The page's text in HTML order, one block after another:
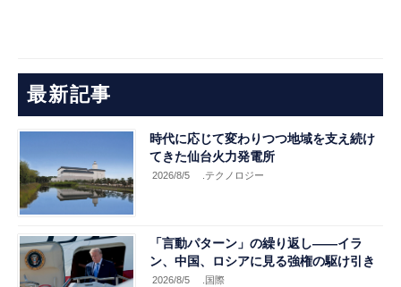
最新記事
時代に応じて変わりつつ地域を支え続け
てきた仙台火力発電所
2026/8/5 .テクノロジー
「言動パターン」の繰り返し――イラ
ン、中国、ロシアに見る強権の駆け引き
2026/8/5 .国際